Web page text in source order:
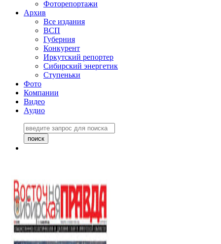
Фоторепортажи
Архив
Все издания
ВСП
Губерния
Конкурент
Иркутский репортер
Сибирский энергетик
Ступеньки
Фото
Компании
Видео
Аудио